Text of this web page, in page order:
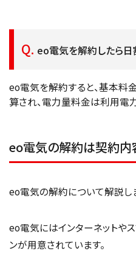
eo電気を解約したら日
eo電気を解約すると、基本料
算され、電力量料金は利用電
eo電気の解約は契約内
eo電気の解約について解説し
eo電気にはインターネットや
ンが用意されています。